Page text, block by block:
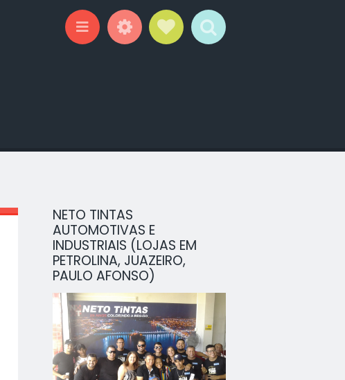
NETO TINTAS
AUTOMOTIVAS E
INDUSTRIAIS (LOJAS EM
PETROLINA, JUAZEIRO,
PAULO AFONSO)